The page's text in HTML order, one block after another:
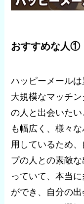
おすすめな人①
ハッピーメール
大規模なマッチ
の人と出会いた
も幅広く、様々
用しているため
プの人との素敵
っていて、本当
ができ、自分の